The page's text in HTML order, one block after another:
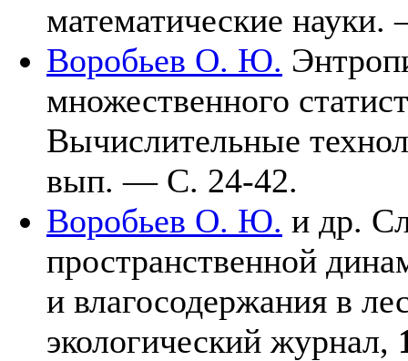
математические
Воробьев О. Ю.
множественного
Вычислительные
вып. — С. 24-42.
Воробьев О. Ю. и др.
пространственной
и влагосодержания в
экологический журнал,